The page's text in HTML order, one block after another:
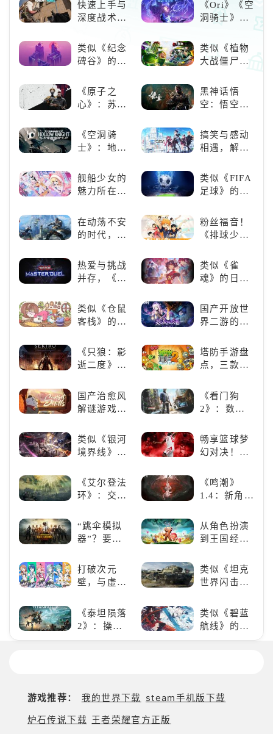
快速上手与
深度战术兼
六号M》是
否值得入
手？
《Ori》《空
洞骑士》
胞》横向对
比，不知道
入手那个看
类似《纪念
碑谷》的解
荐：体验沉
浸式解谜，
类似《植物
大战僵尸》
游戏，休闲
娱乐尽在手
《原子之
心》：苏联
游戏盛宴与
瑕疵
黑神话悟
空：悟空携
来，游戏界
的东方巨
《空洞骑
士》：地下
探索与极致
冒险
搞笑与感动
相遇，解锁
的魅力
舰船少女的
魅力所在：
线》
类似《FIFA
足球》的足
荐！快来赢
得世界冠军
吧！
在动荡不安
的时代，踏
粉丝福音！
《排球少
HIGH!!》手
游还原经典
热爱与挑战
并存，《游
决斗》，牌
佬都爱玩的
类似《雀
魂》的日系
好看的ACG
看板娘们等
类似《仓鼠
客栈》的萌
荐！快来养
赛博宠物
国产开放世
界二游的里
神》
《只狼：影
逝二度》：
魄的忍者之
旅
塔防手游盘
点，三款不
防佳作
国产治愈风
解谜游戏
丘》
《看门狗
2》：数字
狂欢
类似《银河
境界线》的
类手游推
荐：极致策
畅享篮球梦
幻对决！
2K24梦幻球
队》类似游
《艾尔登法
环》：交界
奇与魂系新
巅峰
《鸣潮》
1.4：新角
情，全新冒
险体验！
“跳伞模拟
器”？要
“刚”？
从角色扮演
到王国经
游为何能俘
获玩家心？
打破次元
壁，与虚拟
写音符物语
类似《坦克
世界闪击
（WOTB）
的军事类游
戏推荐！快
《泰坦陨落
2》：操控
泰坦，主宰
类似《碧蓝
航线》的养
成类游戏！
游戏推荐： 我的世界下载 steam手机版下载
炉石传说下载 王者荣耀官方正版